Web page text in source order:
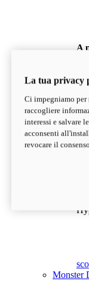
A
V2
Monster
La tua privacy
Ci impegniamo
raccogliere
interessi e salvare
acconsenti
revocare il